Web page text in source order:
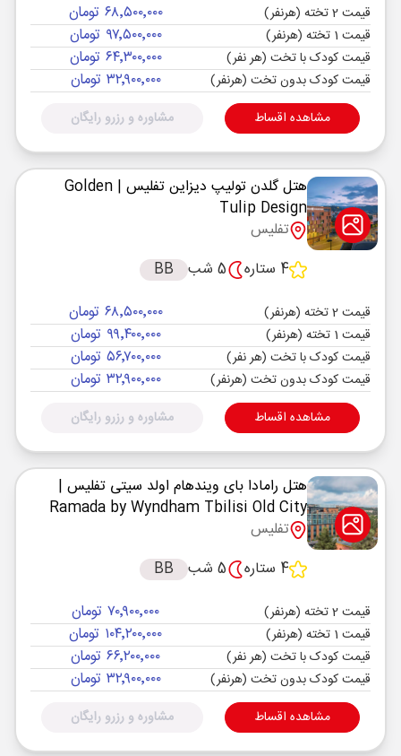
قیمت 2 تخته (هرنفر) ۶۸٬۵۰۰٬۰۰۰ تومان
قیمت 1 تخته (هرنفر) ۹۷٬۵۰۰٬۰۰۰ تومان
قیمت کودک با تخت (هر نفر) ۶۴٬۳۰۰٬۰۰۰ تومان
قیمت کودک بدون تخت (هرنفر) ۳۲٬۹۰۰٬۰۰۰ تومان
مشاهده اقساط مشاوره و رزرو رایگان
هتل گلدن تولیپ دیزاین تفلیس | Golden
Tulip Design
تفلیس
4 ستاره
5 شب BB
قیمت 2 تخته (هرنفر) ۶۸٬۵۰۰٬۰۰۰ تومان
قیمت 1 تخته (هرنفر) ۹۹٬۴۰۰٬۰۰۰ تومان
قیمت کودک با تخت (هر نفر) ۵۶٬۷۰۰٬۰۰۰ تومان
قیمت کودک بدون تخت (هرنفر) ۳۲٬۹۰۰٬۰۰۰ تومان
مشاهده اقساط مشاوره و رزرو رایگان
هتل رامادا بای ویندهام اولد سیتی تفلیس |
Ramada by Wyndham Tbilisi Old City
تفلیس
4 ستاره
5 شب BB
قیمت 2 تخته (هرنفر) ۷۰٬۹۰۰٬۰۰۰ تومان
قیمت 1 تخته (هرنفر) ۱۰۴٬۲۰۰٬۰۰۰ تومان
قیمت کودک با تخت (هر نفر) ۶۶٬۲۰۰٬۰۰۰ تومان
قیمت کودک بدون تخت (هرنفر) ۳۲٬۹۰۰٬۰۰۰ تومان
مشاهده اقساط مشاوره و رزرو رایگان